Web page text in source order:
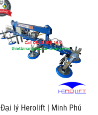
Đại lý Herolift | Minh Phú